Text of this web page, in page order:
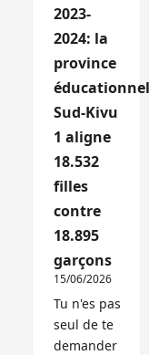
2023-
2024: la
province
Sud-Kivu
1 aligne
18.532
filles
contre
18.895
garçons
15/06/2026
Tu n'es pas
seul de te
demander